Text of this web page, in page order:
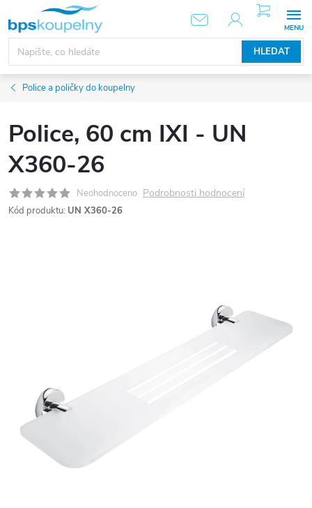
obsah
HLEDAT
NÁKUPNÍ
KOŠÍK
Police a poličky do koupelny
Police, 60 cm IXI - UN
X360-26
Neohodnoceno Podrobnosti hodnocení
Kód produktu: UN X360-26